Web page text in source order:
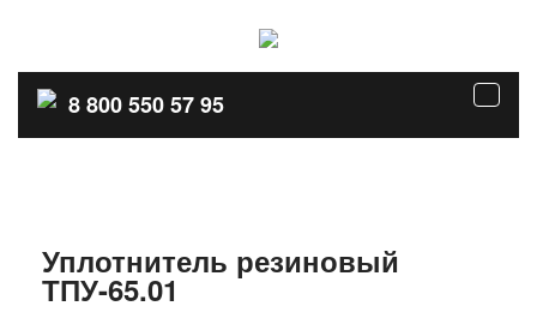
8 800 550 57 95
Уплотнитель резиновый
ТПУ-65.01